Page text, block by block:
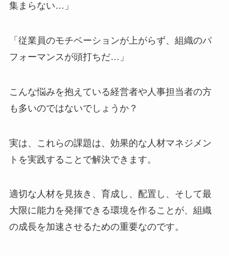
集まらない…」
「従業員のモチベーションが上がらず、組織のパ
フォーマンスが頭打ちだ…」
こんな悩みを抱えている経営者や人事担当者の方
も多いのではないでしょうか？
実は、これらの課題は、効果的な人材マネジメン
トを実践することで解決できます。
適切な人材を見抜き、育成し、配置し、そして最
大限に能力を発揮できる環境を作ることが、組織
の成長を加速させるための重要なのです。